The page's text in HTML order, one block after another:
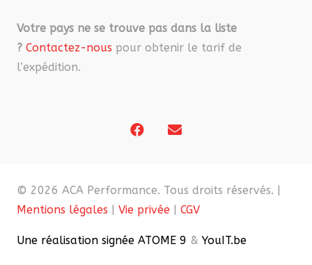
Votre pays ne se trouve pas dans la liste
? Contactez-nous pour obtenir le tarif de
l’expédition.
© 2026 ACA Performance. Tous droits réservés. |
Mentions légales
Vie privée CGV
Une réalisation signée ATOME 9 & YouIT.be